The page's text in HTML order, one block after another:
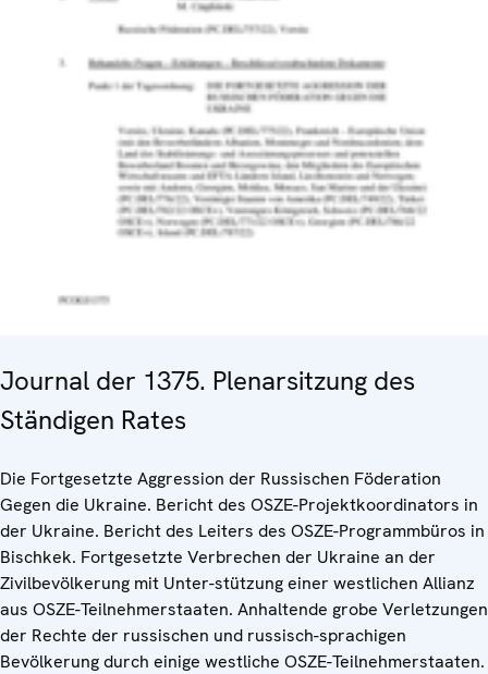
Journal der 1375. Plenarsitzung des
Ständigen Rates
Die Fortgesetzte Aggression der Russischen Föderation
Gegen die Ukraine. Bericht des OSZE-Projektkoordinators in
der Ukraine. Bericht des Leiters des OSZE-Programmbüros in
Bischkek. Fortgesetzte Verbrechen der Ukraine an der
Zivilbevölkerung mit Unter-stützung einer westlichen Allianz
aus OSZE-Teilnehmerstaaten. Anhaltende grobe Verletzungen
der Rechte der russischen und russisch-sprachigen
Bevölkerung durch einige westliche OSZE-Teilnehmerstaaten.